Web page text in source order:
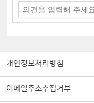
개인정보처리방침
이메일주소수집거부